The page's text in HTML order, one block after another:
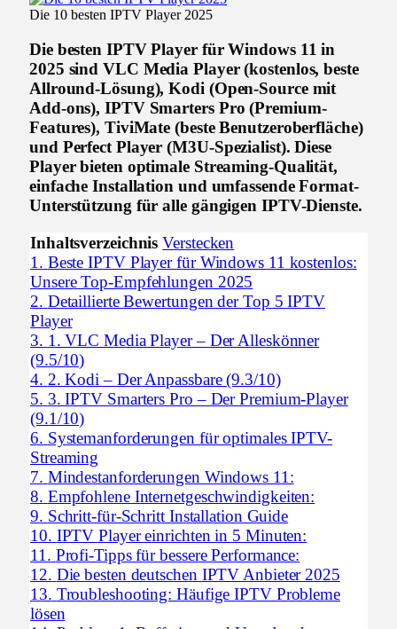
Die 10 besten IPTV Player 2025
Die besten IPTV Player für Windows 11 in
2025 sind VLC Media Player (kostenlos, beste
Allround-Lösung), Kodi (Open-Source mit
Add-ons), IPTV Smarters Pro (Premium-
Features), TiviMate (beste Benutzeroberfläche)
und Perfect Player (M3U-Spezialist). Diese
Player bieten optimale Streaming-Qualität,
einfache Installation und umfassende Format-
Unterstützung für alle gängigen IPTV-Dienste.
Inhaltsverzeichnis Verstecken
1. Beste IPTV Player für Windows 11 kostenlos:
Unsere Top-Empfehlungen 2025
2. Detaillierte Bewertungen der Top 5 IPTV
Player
3. 1. VLC Media Player – Der Alleskönner
(9.5/10)
4. 2. Kodi – Der Anpassbare (9.3/10)
5. 3. IPTV Smarters Pro – Der Premium-Player
(9.1/10)
6. Systemanforderungen für optimales IPTV-
Streaming
7. Mindestanforderungen Windows 11:
8. Empfohlene Internetgeschwindigkeiten:
9. Schritt-für-Schritt Installation Guide
10. IPTV Player einrichten in 5 Minuten:
11. Profi-Tipps für bessere Performance:
12. Die besten deutschen IPTV Anbieter 2025
13. Troubleshooting: Häufige IPTV Probleme
lösen